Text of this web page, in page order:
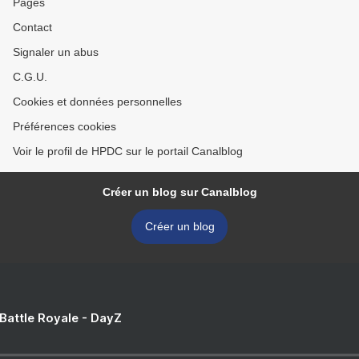
Contact
Signaler un abus
C.G.U.
Cookies et données personnelles
Préférences cookies
Voir le profil de HPDC sur le portail Canalblog
Créer un blog sur Canalblog
Créer un blog
Royale - DayZ